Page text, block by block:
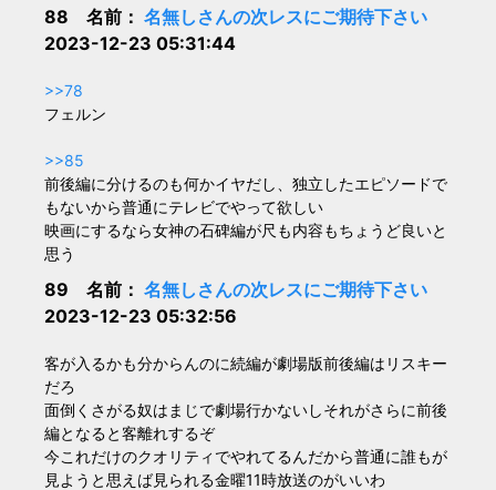
88 名前： 名無しさんの次レスにご期待下さい
2023-12-23 05:31:44
>>78
フェルン
>>85
前後編に分けるのも何かイヤだし、独立したエピソードで
もないから普通にテレビでやって欲しい
映画にするなら女神の石碑編が尺も内容もちょうど良いと
思う
89 名前： 名無しさんの次レスにご期待下さい
2023-12-23 05:32:56
客が入るかも分からんのに続編が劇場版前後編はリスキー
だろ
面倒くさがる奴はまじで劇場行かないしそれがさらに前後
編となると客離れするぞ
今これだけのクオリティでやれてるんだから普通に誰もが
見ようと思えば見られる金曜11時放送のがいいわ